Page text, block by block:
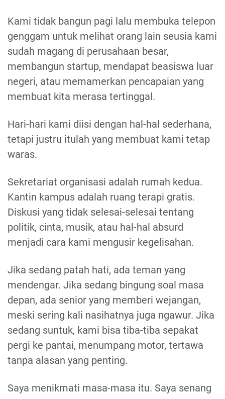
Kami tidak bangun pagi lalu membuka telepon
genggam untuk melihat orang lain seusia kami
sudah magang di perusahaan besar,
membangun startup, mendapat beasiswa luar
negeri, atau memamerkan pencapaian yang
membuat kita merasa tertinggal.
Hari-hari kami diisi dengan hal-hal sederhana,
tetapi justru itulah yang membuat kami tetap
waras.
Sekretariat organisasi adalah rumah kedua.
Kantin kampus adalah ruang terapi gratis.
Diskusi yang tidak selesai-selesai tentang
politik, cinta, musik, atau hal-hal absurd
menjadi cara kami mengusir kegelisahan.
Jika sedang patah hati, ada teman yang
mendengar. Jika sedang bingung soal masa
depan, ada senior yang memberi wejangan,
meski sering kali nasihatnya juga ngawur. Jika
sedang suntuk, kami bisa tiba-tiba sepakat
pergi ke pantai, menumpang motor, tertawa
tanpa alasan yang penting.
Saya menikmati masa-masa itu. Saya senang